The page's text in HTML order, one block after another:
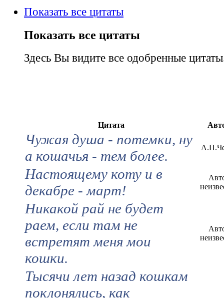
Показать все цитаты
Показать все цитаты
Здесь Вы видите все одобренные
Цитата
Чужая душа - потемки, ну
а кошачья - тем более.
Настоящему коту и в
декабре - март!
Никакой рай не будет
раем, если там не
встретят меня мои
кошки.
Тысячи лет назад кошкам
поклонялись, как